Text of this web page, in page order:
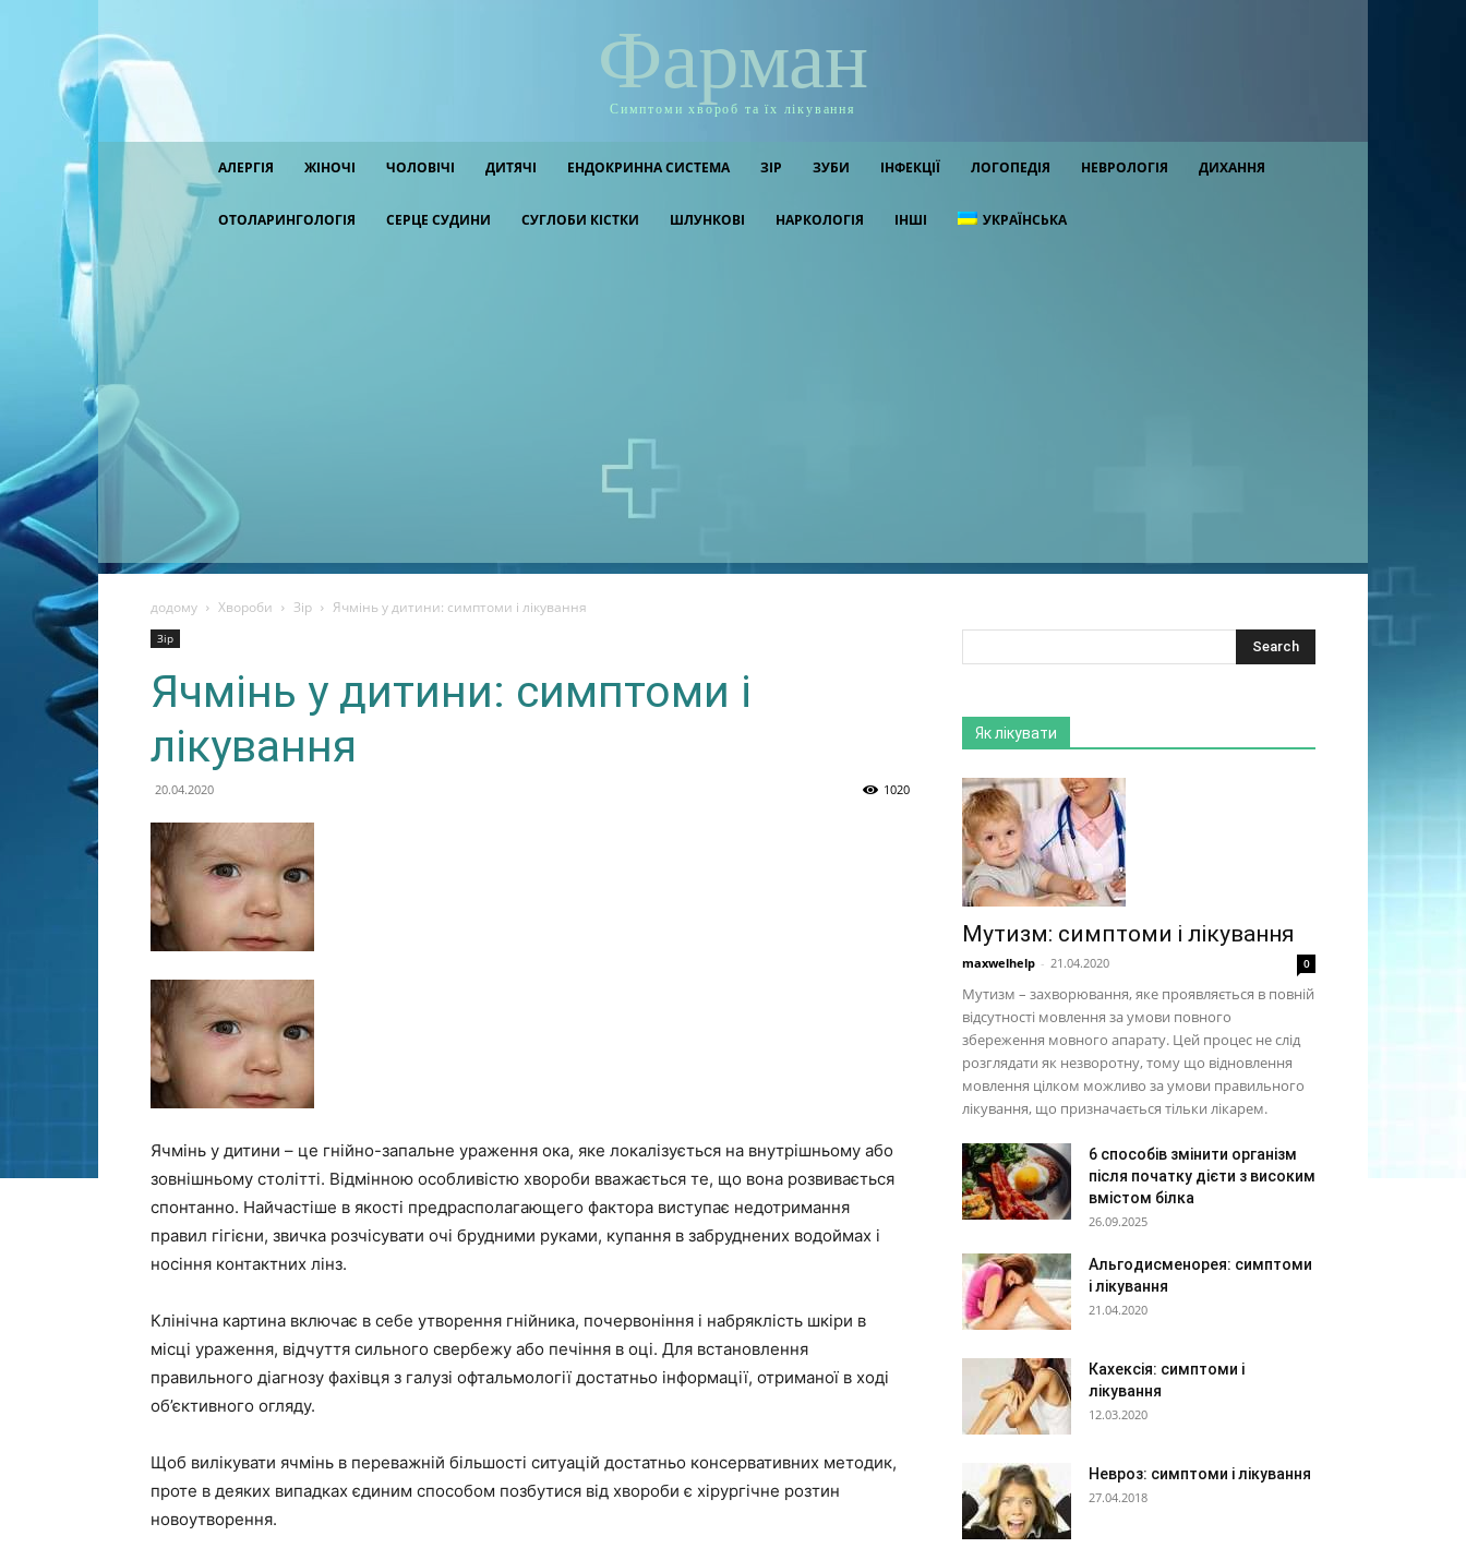
Фарман
Симптоми хвороб та їх лікування
АЛЕРГІЯ ЖІНОЧІ ЧОЛОВІЧІ ДИТЯЧІ ЕНДОКРИННА СИСТЕМА ЗІР ЗУБИ ІНФЕКЦІЇ ЛОГОПЕДІЯ НЕВРОЛОГІЯ ДИХАННЯ
ОТОЛАРИНГОЛОГІЯ СЕРЦЕ СУДИНИ СУГЛОБИ КІСТКИ ШЛУНКОВІ НАРКОЛОГІЯ ІНШІ УКРАЇНСЬКА
додому Хвороби Зір Ячмінь у дитини: симптоми і лікування
Зір
Ячмінь у дитини: симптоми і
лікування
20.04.2020 1020
Ячмінь у дитини – це гнійно-запальне ураження ока, яке локалізується на внутрішньому або
зовнішньому столітті. Відмінною особливістю хвороби вважається те, що вона розвивається
спонтанно. Найчастіше в якості предрасполагающего фактора виступає недотримання
правил гігієни, звичка розчісувати очі брудними руками, купання в забруднених водоймах і
носіння контактних лінз.
Клінічна картина включає в себе утворення гнійника, почервоніння і набряклість шкіри в
місці ураження, відчуття сильного свербежу або печіння в оці. Для встановлення
правильного діагнозу фахівця з галузі офтальмології достатньо інформації, отриманої в ході
об’єктивного огляду.
Щоб вилікувати ячмінь в переважній більшості ситуацій достатньо консервативних методик,
проте в деяких випадках єдиним способом позбутися від хвороби є хірургічне розтин
новоутворення.
Як лікувати
Мутизм: симптоми і лікування
maxwelhelp - 21.04.2020 0
Мутизм – захворювання, яке проявляється в повній
відсутності мовлення за умови повного
збереження мовного апарату. Цей процес не слід
розглядати як незворотну, тому що відновлення
мовлення цілком можливо за умови правильного
лікування, що призначається тільки лікарем.
6 способів змінити організм
після початку дієти з високим
вмістом білка
26.09.2025
Альгодисменорея: симптоми
і лікування
21.04.2020
Кахексія: симптоми і
лікування
12.03.2020
Невроз: симптоми і лікування
27.04.2018